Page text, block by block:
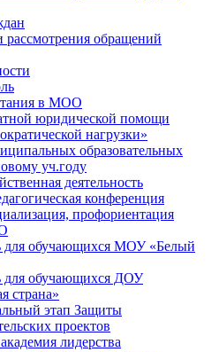
рассмотрения обращений
в МОО
юридической помощи
нагрузки»
образовательных
уч.году
деятельность
конференция
профориентация
для обучающихся МОУ «Белый
для обучающихся ДОУ
страна»
этап Защиты
проектов
лидерства